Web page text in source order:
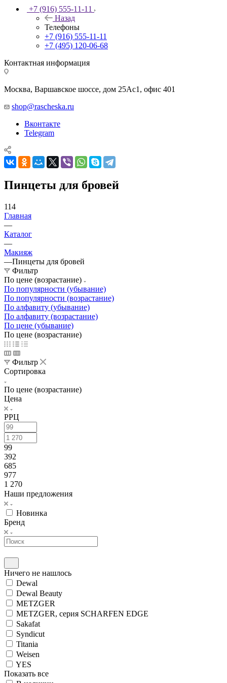
+7 (916) 555-11-11
Назад
Телефоны
+7 (916) 555-11-11
+7 (495) 120-06-68
Контактная информация
Москва, Варшавское шоссе, дом 25Аc1, офис 401
shop@rascheska.ru
Вконтакте
Telegram
Пинцеты для бровей
114
Главная
—
Каталог
—
Макияж
—Пинцеты для бровей
Фильтр
По цене (возрастание)
По популярности (убывание)
По популярности (возрастание)
По алфавиту (убывание)
По алфавиту (возрастание)
По цене (убывание)
По цене (возрастание)
Фильтр
Сортировка
По цене (возрастание)
Цена
РРЦ
99
392
685
977
1 270
Наши предложения
Новинка
Бренд
Ничего не нашлось
Dewal
Dewal Beauty
METZGER
METZGER, серия SCHARFEN EDGE
Sakafat
Syndicut
Titania
Weisen
YES
Показать все